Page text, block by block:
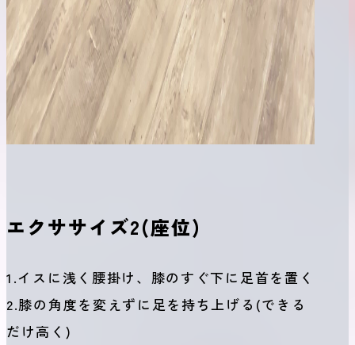
エクササイズ2(座位)
1.イスに浅く腰掛け、膝のすぐ下に足首を置く
2.膝の角度を変えずに足を持ち上げる(できる
だけ高く)